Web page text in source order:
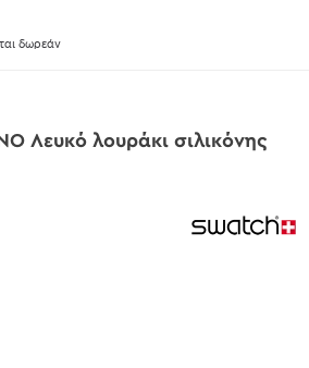
δωρεάν
Λευκό λουράκι σιλικόνης